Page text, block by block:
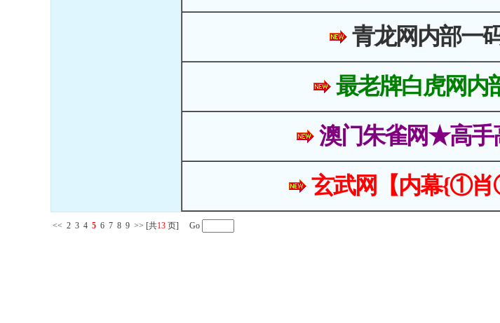
青龙网内部一
最老牌白虎网内
澳门朱雀网★高手
玄武网【内幕{①
<< 2 3 4 5 6 7 8 9 >> [共13 页] Go